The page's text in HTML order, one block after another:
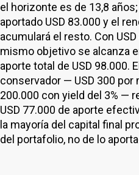
el horizonte es de 13,8
aportado USD 83.000 y el
acumulará el resto. Con
mismo objetivo se alcanza
aporte total de USD 98.000.
conservador — USD 300 por
200.000 con yield del 3% —
USD 77.000 de aporte
la mayoría del capital final
del portafolio, no de lo